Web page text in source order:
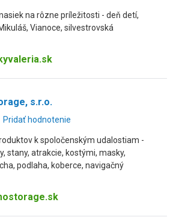
na rôzne príležitosti - deň detí,
Vianoce, silvestrovská
s.r.o.
Pridať hodnotenie
k spoločenským udalostiam -
stany, atrakcie, kostými, masky,
podlaha, koberce, navigačný